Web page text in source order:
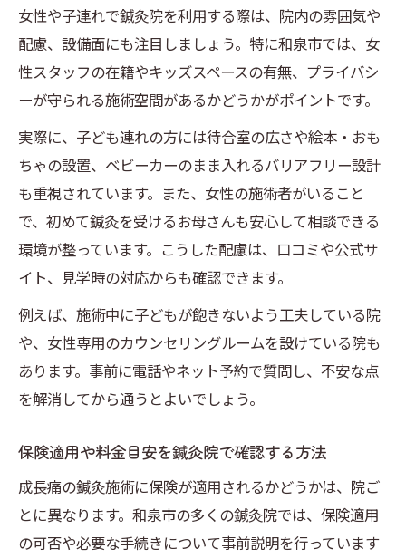
女性や子連れで鍼灸院を利用する際は、院内の雰囲気や
配慮、設備面にも注目しましょう。特に和泉市では、女
性スタッフの在籍やキッズスペースの有無、プライバシ
ーが守られる施術空間があるかどうかがポイントです。
実際に、子ども連れの方には待合室の広さや絵本・おも
ちゃの設置、ベビーカーのまま入れるバリアフリー設計
も重視されています。また、女性の施術者がいること
で、初めて鍼灸を受けるお母さんも安心して相談できる
環境が整っています。こうした配慮は、口コミや公式サ
イト、見学時の対応からも確認できます。
例えば、施術中に子どもが飽きないよう工夫している院
や、女性専用のカウンセリングルームを設けている院も
あります。事前に電話やネット予約で質問し、不安な点
を解消してから通うとよいでしょう。
保険適用や料金目安を鍼灸院で確認する方法
成長痛の鍼灸施術に保険が適用されるかどうかは、院ご
とに異なります。和泉市の多くの鍼灸院では、保険適用
の可否や必要な手続きについて事前説明を行っています